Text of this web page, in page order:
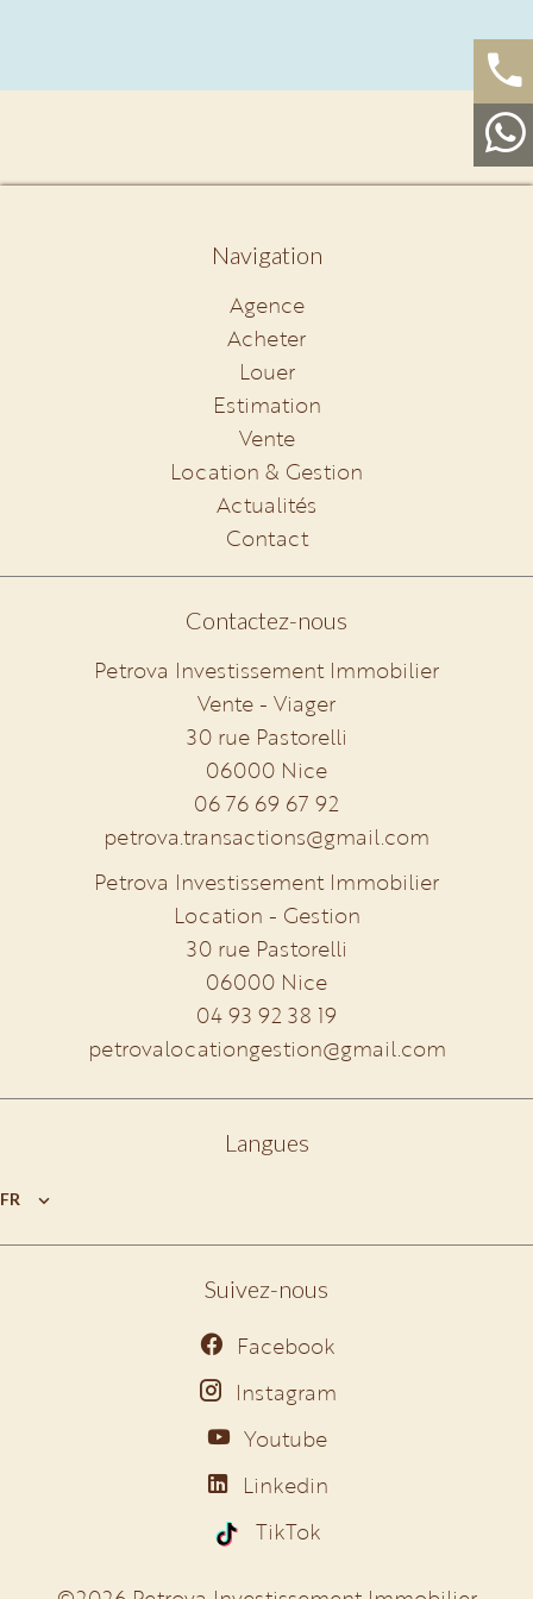
Navigation
Agence
Acheter
Louer
Estimation
Vente
Location & Gestion
Actualités
Contact
Contactez-nous
Petrova Investissement Immobilier
Vente - Viager
30 rue Pastorelli
06000 Nice
06 76 69 67 92
petrova.transactions@gmail.com
Petrova Investissement Immobilier
Location - Gestion
30 rue Pastorelli
06000 Nice
04 93 92 38 19
petrovalocationgestion@gmail.com
Langues
FR
Suivez-nous
Facebook
Instagram
Youtube
Linkedin
TikTok